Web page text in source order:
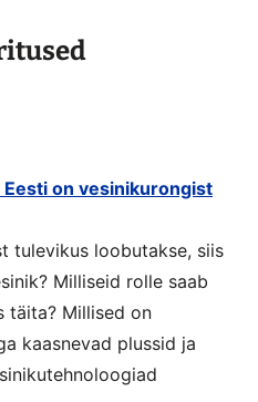
Eesti on vesinikurongist
tulevikus loobutakse, siis
Milliseid rolle saab
täita? Millised on
kaasnevad plussid ja